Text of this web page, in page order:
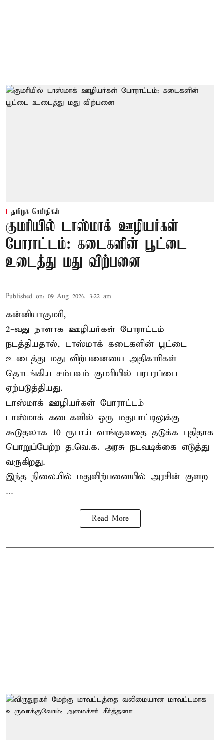
தமிழக செய்திகள்
குமரியில் டாஸ்மாக் ஊழியர்கள்
போராட்டம்: கடைகளின் பூட்டை
உடைத்து மது விற்பனை
Published on: 09 Aug 2026, 3:22 am
கன்னியாகுமரி,
2-வது நாளாக ஊழியர்கள் போராட்டம்
நடத்தியதால், டாஸ்மாக் கடைகளின் பூட்டை
உடைத்து மது விற்பனையை அதிகாரிகள்
தொடங்கிய சம்பவம் குமரியில் பரபரப்பை
ஏற்படுத்தியது.
டாஸ்மாக் ஊழியர்கள் போராட்டம்
டாஸ்மாக் கடைகளில் ஒரு மதுபாட்டிலுக்கு
கூடுதலாக 10 ரூபாய் வாங்குவதை தடுக்க புதிதாக
பொறுப்பேற்ற த.வெ.க. அரசு நடவடிக்கை எடுத்து
வருகிறது.
இந்த நிலையில் மதுவிற்பனையில் அரசின் குளற
...
Read More